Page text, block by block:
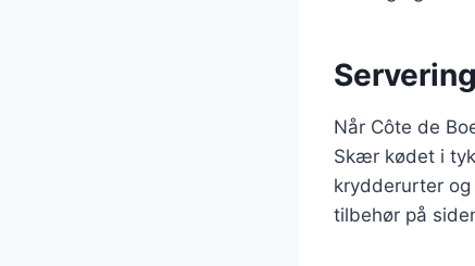
Når Côte de
Skær kødet i
krydderurter
tilbehør på